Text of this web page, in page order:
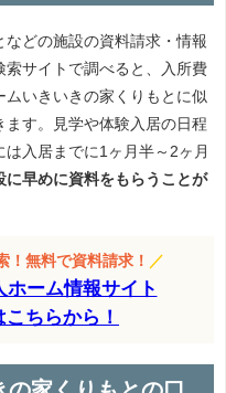
どの施設の資料請求・情報
索サイトで調べると、入所費
いきいきの家くりもとに似
す。見学や体験入居の日程
入居までに1ヶ月半～2ヶ月
に早めに資料をもらうことが
！無料で資料請求！ ／
ホーム情報サイト
こちらから！